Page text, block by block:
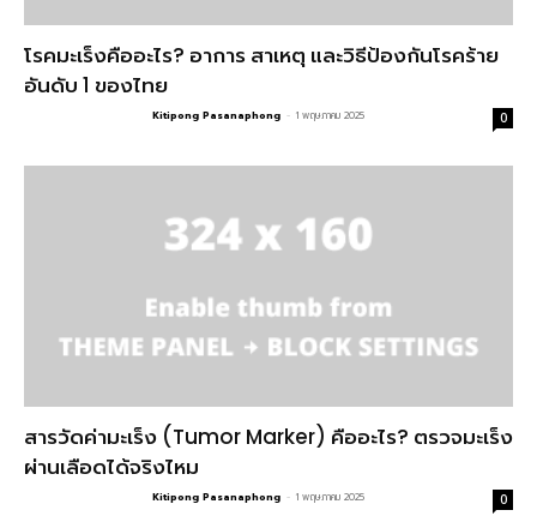
โรคมะเร็งคืออะไร? อาการ สาเหตุ และวิธีป้องกันโรคร้าย
อันดับ 1 ของไทย
Kitipong Pasanaphong - 1 พฤษภาคม 2025 0
สารวัดค่ามะเร็ง (Tumor Marker) คืออะไร? ตรวจมะเร็ง
ผ่านเลือดได้จริงไหม
Kitipong Pasanaphong - 1 พฤษภาคม 2025 0